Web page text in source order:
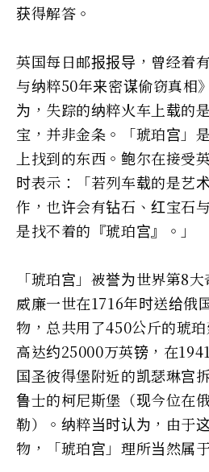
获得解答。
英国每日邮报报导，曾经着
与纳粹50年来密谋偷窃真相
为，失踪的纳粹火车上载的
宝，并非金条。「琥珀宫」
上找到的东西。鲍尔在接受
时表示：「若列车载的是艺
作，也许会有钻石、红宝石
是找不着的『琥珀宫』。」
「琥珀宫」被誉为世界第8
威廉一世在1716年时送给俄
物，总共用了450公斤的琥
高达约25000万英镑，在
国圣彼得堡附近的凯瑟琳宫
鲁士的柯尼斯堡（现今位在
勒）。纳粹当时认为，由于
物，「琥珀宫」理所当然属